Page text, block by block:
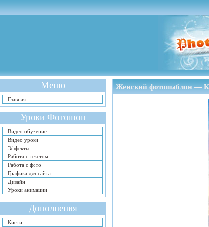
Меню
Главная
Уроки Фотошоп
Видео обучение
Видео уроки
Эффекты
Работа с текстом
Работа с фото
Графика для сайта
Дизайн
Уроки анимации
Дополнения
Кисти
Женский фотошаблон —